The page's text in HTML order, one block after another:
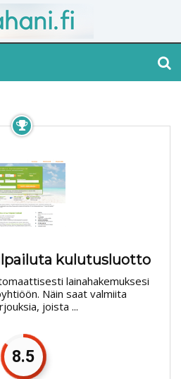
kulutusluotto
lainahakemuksesi
Näin saat valmiita
joista ...
8.5